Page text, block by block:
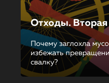
Отходы.
Почему заглохла
избежать
свалку?